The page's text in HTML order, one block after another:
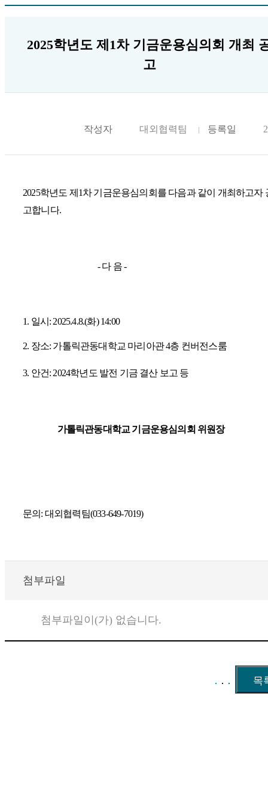
2025학년도 제1차 기금운용심의회 개최
고
작성자 대외협력팀 등록일
2025학년도 제1차 기금운용심의회를 다음과 같이 개최하고자
고합니다.
-다 음 -
1. 일시: 2025.4.8.(화) 14:00
2. 장소: 가톨릭관동대학교 마리아관 4층 컨버전스룸
3. 안건: 2024학년도 발전 기금 결산 보고 등
가톨릭관동대학교 기금운용심의회 위원장
문의: 대외 협력팀(033-649-7019)
첨부파일
첨부파일이(가) 없습니다.